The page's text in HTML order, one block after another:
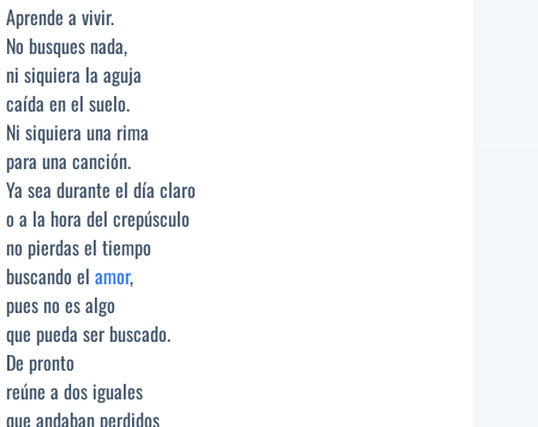
Aprende a vivir.
No busques nada,
ni siquiera la aguja
caída en el suelo.
Ni siquiera una rima
para una canción.
Ya sea durante el día claro
o a la hora del crepúsculo
no pierdas el tiempo
buscando el amor,
pues no es algo
que pueda ser buscado.
De pronto
reúne a dos iguales
que andaban perdidos